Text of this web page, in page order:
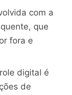
com a
que
fora e
digital é
de